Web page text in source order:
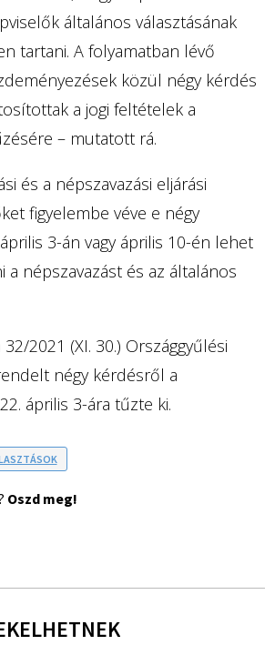
általános választásának
tartani. A folyamatban lévő
közül négy kérdés
a jogi feltételek a
– mutatott rá.
és a népszavazási eljárási
figyelembe véve e négy
3-án vagy április 10-én lehet
a népszavazást és az általános
2021 (XI. 30.) Országgyűlési
négy kérdésről a
április 3-ára tűzte ki.
Oszd meg!